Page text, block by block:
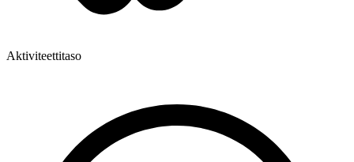
Aktiviteettitaso